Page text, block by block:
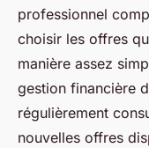
professionnel
choisir les offres
manière assez
gestion financière
régulièrement
nouvelles offres